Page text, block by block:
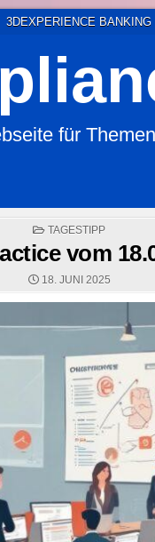
3DEXPERIENCE BANKING
für
POSTED
TAGESTIPP
vom
18. JUNI 2025